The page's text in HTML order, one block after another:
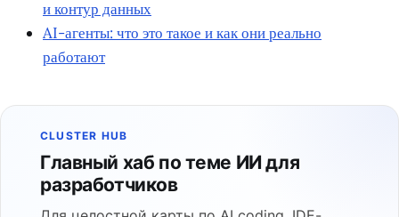
и контур данных
AI-агенты: что это такое и как они реально
работают
CLUSTER HUB
Главный хаб по теме ИИ для
разработчиков